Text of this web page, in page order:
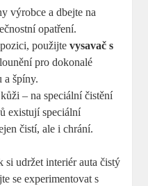
výrobce a dbejte na
opatření.
použijtevysavač s
pro dokonalé
a špíny.
– na speciální čistění
existují speciální
čistí, ale i chrání.
si udržet interiér auta čistý
se experimentovat s